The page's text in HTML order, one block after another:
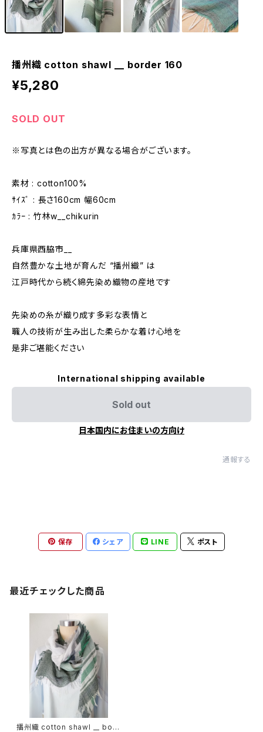
播州織 cotton shawl __ border 160
¥5,280
SOLD OUT
※写真とは色の出方が異なる場合がございます。
素材 : cotton100%
ｻｲｽﾞ : 長さ160cm 幅60cm
ｶﾗｰ : 竹林w__chikurin
兵庫県西脇市__
自然豊かな土地が育んだ “播州織” は
江戸時代から続く綿先染め織物の産地です
先染めの糸が織り成す多彩な表情と
職人の技術が生み出した柔らかな着け心地を
是非ご堪能ください
International shipping available
Sold out
日本国内にお住まいの方向け
通報する
保存 シェア LINE ポスト
最近チェックした商品
播州織 cotton shawl __ bord